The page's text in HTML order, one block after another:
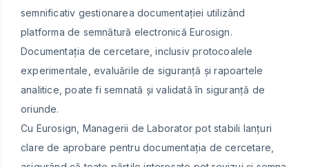
semnificativ gestionarea documentației utilizând
platforma de semnătură electronică Eurosign.
Documentația de cercetare, inclusiv protocoalele
experimentale, evaluările de siguranță și rapoartele
analitice, poate fi semnată și validată în siguranță de
oriunde.
Cu Eurosign, Managerii de Laborator pot stabili lanțuri
clare de aprobare pentru documentația de cercetare,